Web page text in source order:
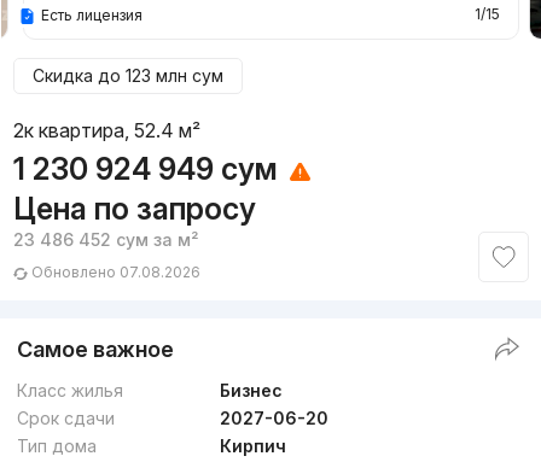
1/15
Есть лицензия
Скидка до 123 млн сум
2к квартира, 52.4 м²
1 230 924 949 сум
Цена по запросу
23 486 452 сум за м²
Обновлено 07.08.2026
Самое важное
Класс жилья
Бизнес
Срок сдачи
2027-06-20
Тип дома
Кирпич